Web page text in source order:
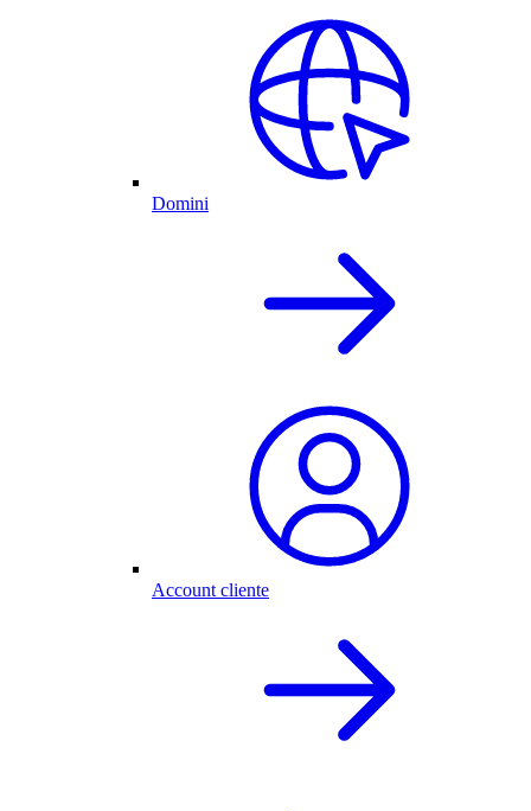
Domini
Account cliente